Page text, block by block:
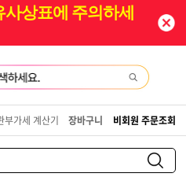
사상표에 주의하세
부가세 계산기 장바구니 비회원 주문조회